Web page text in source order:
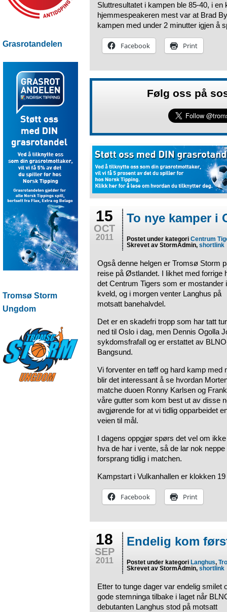
Grasrotandelen
Tromsø Storm
Ungdom
Sluttresultatet i kampen ble 85-40, i
hjemmespeakeren mest var at Brad
kampen med under 2 minutter igjen å
Facebook Print
Følg oss på
15
OCT
2011
To nye kamper i
Postet under kategoriCentrum
Skrevet av StormAdmin,shortlink
Også denne helgen er Tromsø Storm
reise på Østlandet. I likhet med forrige
det Centrum Tigers som er mostander i
kveld, og i morgen venter Langhus på
motsatt banehalvdel.
Det er en skadefri tropp som har tatt
ned til Oslo i dag, men Dennis Ogolla
sykdomsfrafall og er erstattet av
Bangsund.
Vi forventer en tøff og hard kamp med
blir det interessant å se hvordan
matche duoen Ronny Karlsen og
våre gutter som kom best ut av disse
avgjørende for at vi tidlig opparbeidet
veien til mål.
I dagens oppgjør spørs det vel om
hva de har i vente, så de lar nok
forsprang tidlig i matchen.
Kampstart i Vulkanhallen er klokken
Facebook Print
18
SEP
2011
Endelig kom
Postet under kategori Langhus,
Skrevet av StormAdmin,shortlink
Etter to tunge dager var endelig smilet
gode stemninga tilbake i laget når
debutanten Langhus stod på motsatt